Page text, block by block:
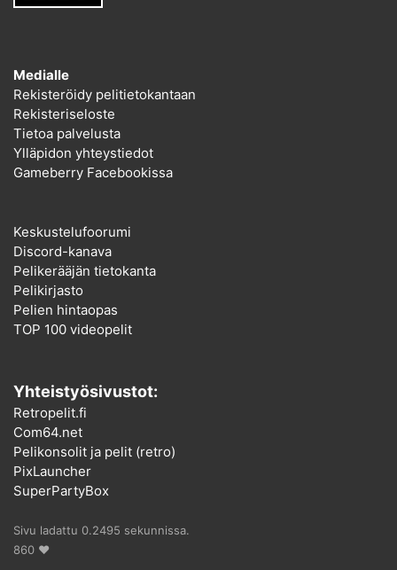
Medialle
Rekisteröidy pelitietokantaan
Rekisteriseloste
Tietoa palvelusta
Ylläpidon yhteystiedot
Gameberry Facebookissa
Keskustelufoorumi
Discord-kanava
Pelikerääjän tietokanta
Pelikirjasto
Pelien hintaopas
TOP 100 videopelit
Yhteistyösivustot:
Retropelit.fi
Com64.net
Pelikonsolit ja pelit (retro)
PixLauncher
SuperPartyBox
Sivu ladattu 0.2495 sekunnissa.
860 ♥